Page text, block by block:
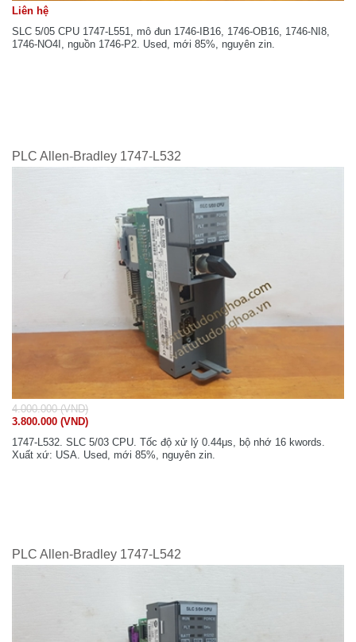
Liên hệ
SLC 5/05 CPU 1747-L551, mô đun 1746-IB16, 1746-OB16, 1746-NI8,
1746-NO4I, nguồn 1746-P2. Used, mới 85%, nguyên zin.
PLC Allen-Bradley 1747-L532
4.000.000 (VND)
3.800.000 (VND)
1747-L532. SLC 5/03 CPU. Tốc độ xử lý 0.44μs, bộ nhớ 16 kwords.
Xuất xứ: USA. Used, mới 85%, nguyên zin.
PLC Allen-Bradley 1747-L542